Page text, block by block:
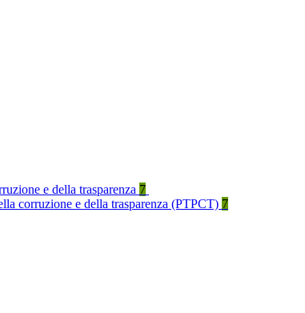
e della trasparenza 7
corruzione e della trasparenza (PTPCT) 7